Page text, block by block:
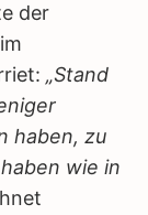
der
„Stand
haben, zu
wie in